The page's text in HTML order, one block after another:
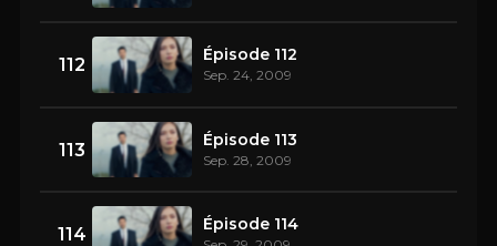
112 Épisode 112
Sep. 24, 2009
113 Épisode 113
Sep. 28, 2009
114 Épisode 114